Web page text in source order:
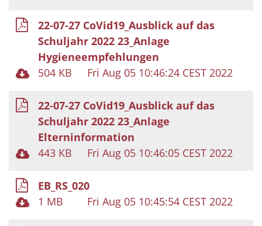
22-07-27 CoVid19_Ausblick auf das
Schuljahr 2022 23_Anlage
Hygieneempfehlungen
504 KB
Fri Aug 05 10:46:24 CEST 2022
22-07-27 CoVid19_Ausblick auf das
Schuljahr 2022 23_Anlage
Elterninformation
443 KB
Fri Aug 05 10:46:05 CEST 2022
EB_RS_020
1 MB
Fri Aug 05 10:45:54 CEST 2022